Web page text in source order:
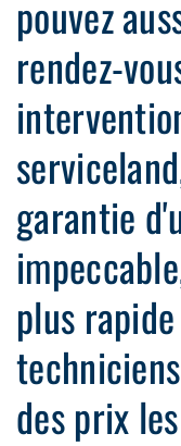
pouvez
rendez-
garantie
plus
des prix